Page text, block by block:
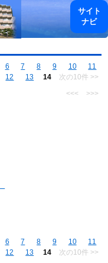
サイト
ナビ
6 7 8 9 10
11
12
13 14
次の10件 >>
<<<
>>>
6 7 8 9 10
11
12
13 14
次の10件 >>